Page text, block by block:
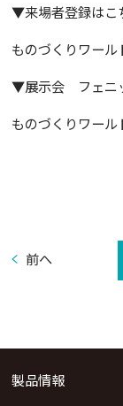
▼来場者登録はこ
ものづくりワー
▼展示会 フェニ
ものづくりワー
前へ
製品情報